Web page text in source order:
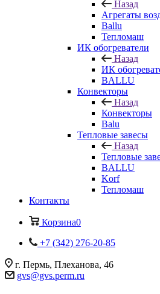
Назад
Агрегаты
Ballu
Тепломаш
ИК обогреватели
Назад
ИК
BALLU
Конвекторы
Назад
Конвекторы
Balu
Тепловые завесы
Назад
Тепловые
BALLU
Korf
Тепломаш
Контакты
Корзина0
+7 (342) 276-20-85
г. Пермь, Плеханова, 46
gvs@gvs.perm.ru